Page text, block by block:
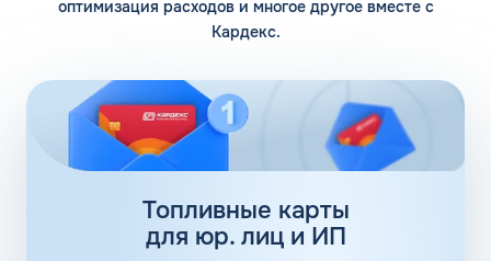
Помимо 12 собственных заправочных станций, у
обеспечивают дополнительные 100 АЗС. Сеть
заправочных станций локализуется сразу в нескольких
регионах, планируется выход на федеральный уровень.
Топливные карты Флеш:
заправки
АЗС Флеш в Струнино Владимирской области
оптимизация расходов и многое другое вместе с
Кардекс.
Топливные карты
для юр. лиц и ИП